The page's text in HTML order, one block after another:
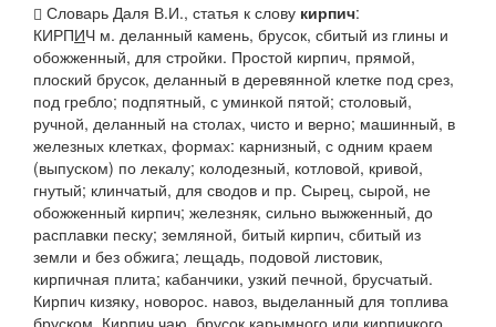
Словарь Даля В.И., статья к слову кирпич:
КИРПИЧ м. деланный камень, брусок, сбитый из глины и
обожженный, для стройки. Простой кирпич, прямой,
плоский брусок, деланный в деревянной клетке под срез,
под гребло; подпятный, с уминкой пятой; столовый,
ручной, деланный на столах, чисто и верно; машинный, в
железных клетках, формах: карнизный, с одним краем
(выпуском) по лекалу; колодезный, котловой, кривой,
гнутый; клинчатый, для сводов и пр. Сырец, сырой, не
обожженный кирпич; железняк, сильно выжженный, до
расплавки песку; земляной, битый кирпич, сбитый из
земли и без обжига; лещадь, подовой листовик,
кирпичная плита; кабанчики, узкий печной, брусчатый.
Кирпич кизяку, новорос. навоз, выделанный для топлива